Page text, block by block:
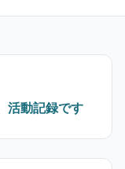
活動記録です